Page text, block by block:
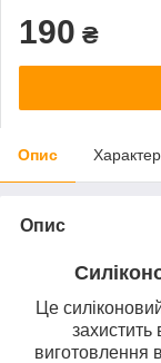
190 ₴
Опис
Опис
Це
виготовлення